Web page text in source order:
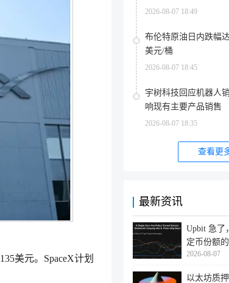
美元。SpaceX计划
2026-08-07 18:49
布伦特原油日内跌幅
美元/桶
2026-08-07 18:45
宇树科技回应机器人
响现有主要产品销售
2026-08-07 18:35
查看更
最新资讯
Upbit 急了
定币份额
2026-08-07
以太坊质